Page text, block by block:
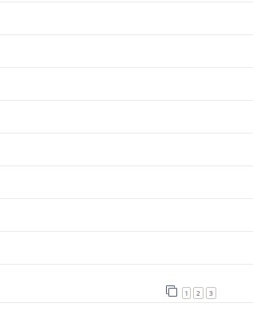
1 2 3